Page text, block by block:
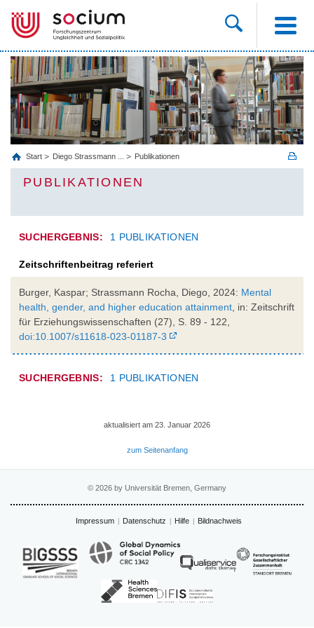
Start Diego Strassmann ... Publikationen
PUBLIKATIONEN
SUCHERGEBNIS: 1 PUBLIKATIONEN
Zeitschriftenbeitrag referiert
Burger, Kaspar; Strassmann Rocha, Diego, 2024: Mental
health, gender, and higher education attainment , in: Zeitschrift
für Erziehungswissenschaften (27), S. 89 - 122,
doi:10.1007/s11618-023-01187-3
SUCHERGEBNIS: 1 PUBLIKATIONEN
aktualisiert am 23. Januar 2026
zum Seitenanfang
© 2026 by Universität Bremen, Germany
Impressum Datenschutz Hilfe Bildnachweis